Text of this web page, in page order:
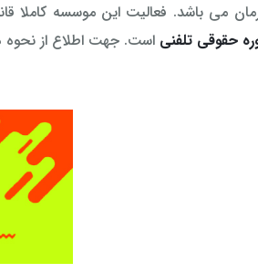
می باشد. فعالیت این موسسه کاملا
حقوقی تلفنی است. جهت اطلاع از نحوه